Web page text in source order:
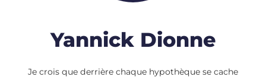
Yannick Dionne
Je crois que derrière chaque hypothèque se cache